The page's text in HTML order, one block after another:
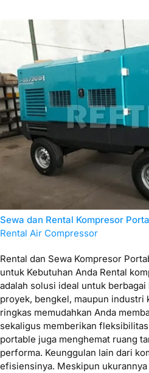
Sewa dan Rental Kompresor
Rental Air Compressor
Rental dan Sewa Kompresor
untuk Kebutuhan Anda Rental
adalah solusi ideal untuk
proyek, bengkel, maupun industri
ringkas memudahkan Anda
sekaligus memberikan
portable juga menghemat ruang
performa. Keunggulan lain dari
efisiensinya. Meskipun